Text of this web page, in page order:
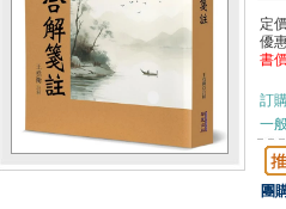
定
優
書
訂
一
團